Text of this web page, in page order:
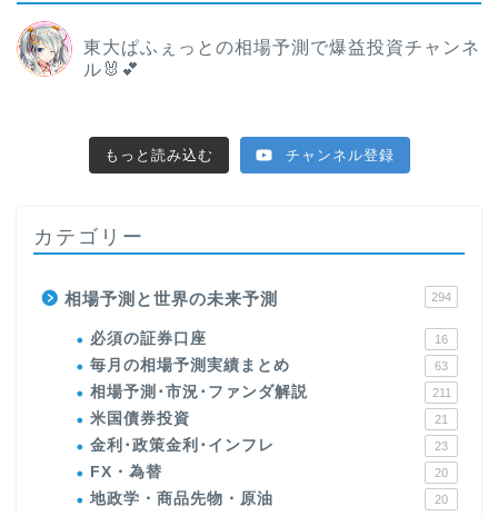
東大ぱふぇっとの相場予測で爆益投資チャンネ
ル🐰💕
もっと読み込む チャンネル登録
カテゴリー
相場予測と世界の未来予測 294
必須の証券口座 16
毎月の相場予測実績まとめ 63
相場予測･市況･ファンダ解説 211
米国債券投資 21
金利･政策金利･インフレ 23
FX・為替 20
地政学・商品先物・原油 20